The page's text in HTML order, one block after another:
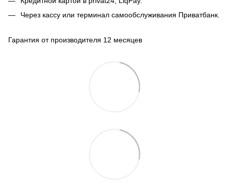
Через кассу или терминал самообслуживания Приватбанк.
Гарантия от производителя 12 месяцев